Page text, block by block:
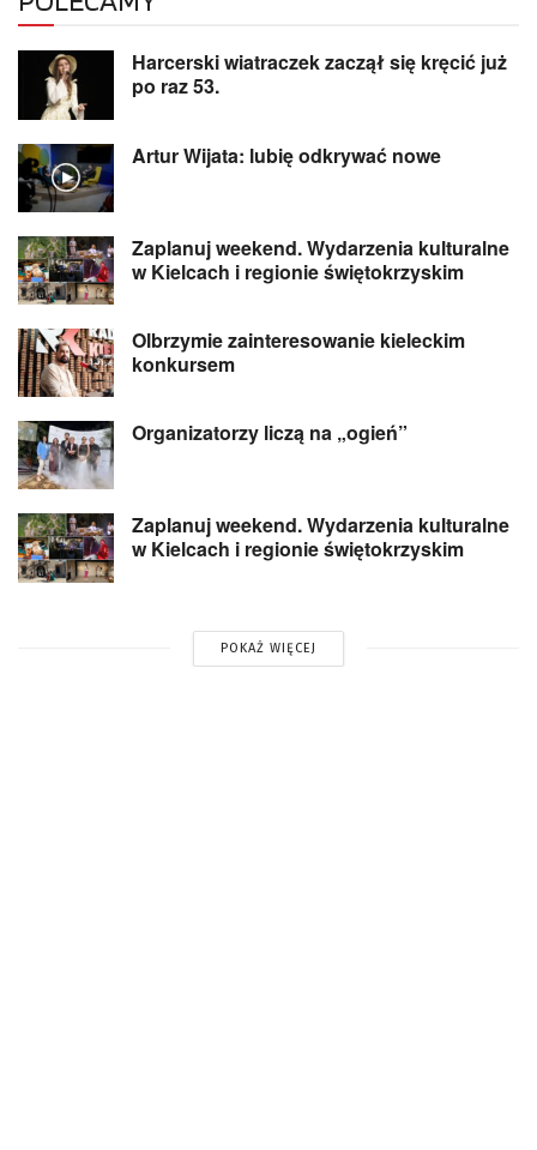
Harcerski wiatraczek zaczął się kręcić już
po raz 53.
Artur Wijata: lubię odkrywać nowe
Zaplanuj weekend. Wydarzenia kulturalne
w Kielcach i regionie świętokrzyskim
Olbrzymie zainteresowanie kieleckim
konkursem
Organizatorzy liczą na „ogień”
Zaplanuj weekend. Wydarzenia kulturalne
w Kielcach i regionie świętokrzyskim
POKAŻ WIĘCEJ